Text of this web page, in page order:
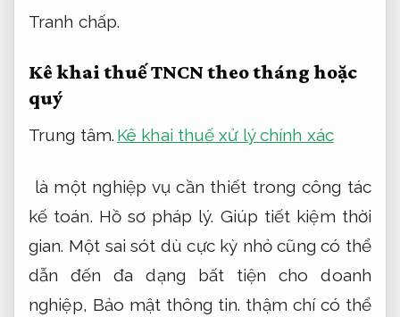
Tranh chấp.
Kê khai thuế TNCN theo tháng hoặc
quý
Trung tâm. Kê khai thuế xử lý chính xác
là một nghiệp vụ cần thiết trong công tác
kế toán. Hồ sơ pháp lý. Giúp tiết kiệm thời
gian. Một sai sót dù cực kỳ nhỏ cũng có thể
dẫn đến đa dạng bất tiện cho doanh
nghiệp, Bảo mật thông tin. thậm chí có thể